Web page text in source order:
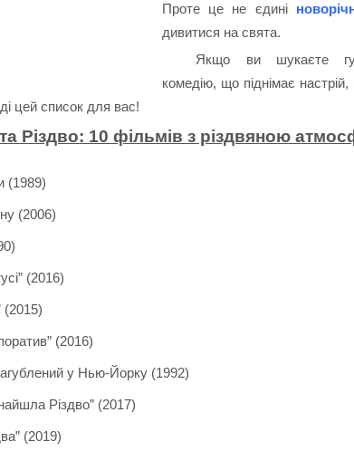
Проте це не єдині
дивитися на свята.
Якщо ви шукаєте
комедію, що піднімає
цей список для вас!
Різдво: 10 фільмів з різдвяною
(1989)
(2006)
(2016)
(2015)
(2016)
у Нью-Йорку (1992)
Різдво” (2017)
(2019)